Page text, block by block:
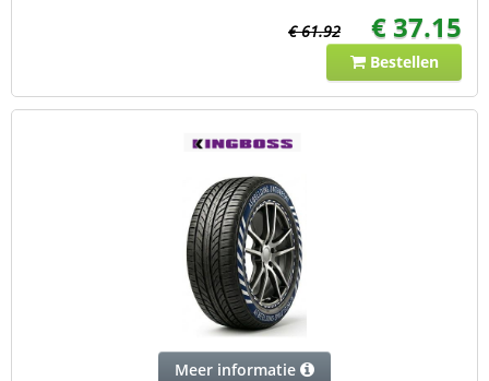
€ 61.92 € 37.15
Bestellen
Meer informatie